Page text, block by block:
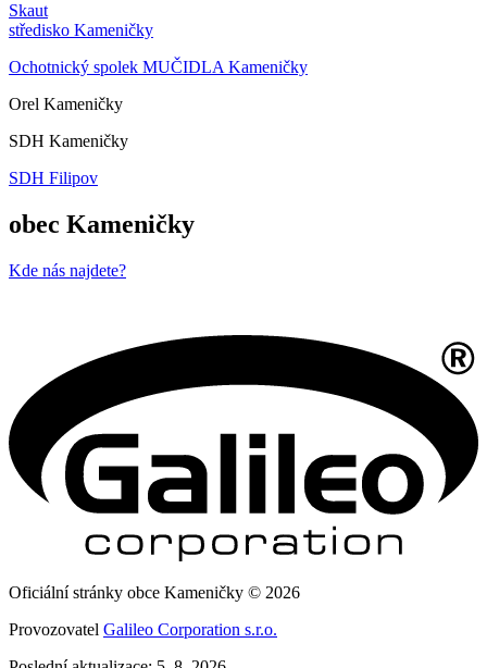
Skaut
středisko Kameničky
Ochotnický spolek MUČIDLA Kameničky
Orel Kameničky
SDH Kameničky
SDH Filipov
obec Kameničky
Kde nás najdete?
Oficiální stránky obce Kameničky © 2026
Provozovatel Galileo Corporation s.r.o.